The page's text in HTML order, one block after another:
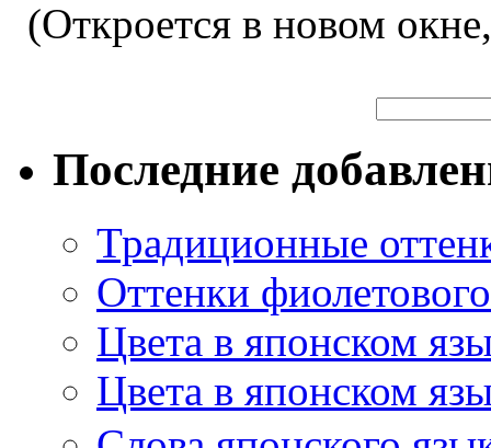
(Откроется в новом
Последние
Традиционные
Оттенки
Цвета в японском
Цвета в японском